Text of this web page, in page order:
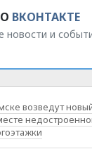
ВКОНТАКТЕ
новости и
возведут